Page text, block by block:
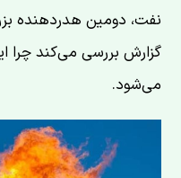
نفت، دومین هدردهنده
گزارش بررسی می‌کند چرا
می‌شود.